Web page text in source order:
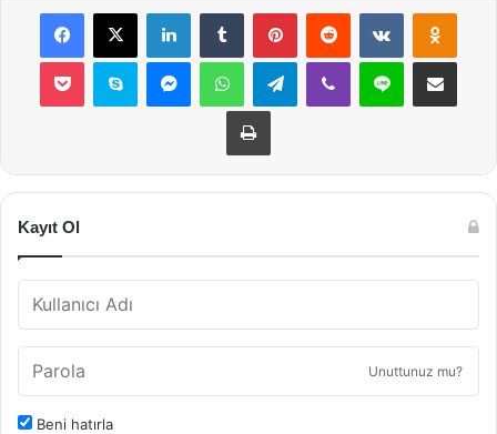
Facebook
X LinkedInTumblr PinterestReddit VKontakte
Pocket Skype MessengerWhatsAppTelegramViber Line E-Posta ile
Yazdır
Kayıt Ol
Unuttunuz mu?
Beni hatırla